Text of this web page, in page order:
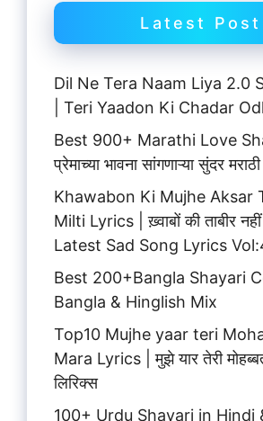
Latest Post
Dil Ne Tera Naam Liya 2.0
| Teri Yaadon Ki Chadar
Best 900+ Marathi Love
प्रेमाच्या भावना सांगणाऱ्या सुंदर
Khawabon Ki Mujhe Aksar
Milti Lyrics | ख़्वाबों की ताबीर नहीं
Latest Sad Song Lyrics
Best 200+Bangla Shayari
Bangla & Hinglish Mix
Top10 Mujhe yaar teri
Mara Lyrics | मुझे यार तेरी
लिरिक्स
100+ Urdu Shayari in Hindi